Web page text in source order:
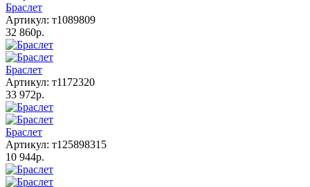
Браслет
Артикул: т1089809
32 860р.
Браслет
Артикул: т1172320
33 972р.
Браслет
Артикул: т125898315
10 944р.